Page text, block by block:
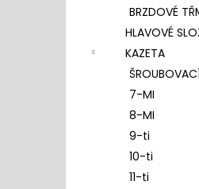
BRZDOVÉ
HLAVOVÉ
KAZETA
7-MI
8-MI
9-ti
10-ti
11-ti